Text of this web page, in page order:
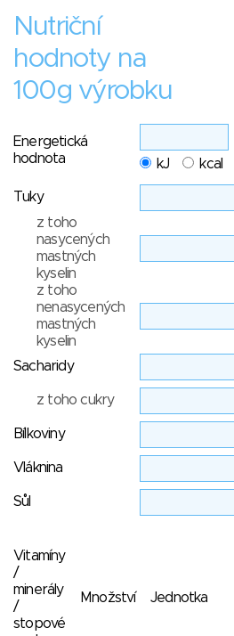
Nutriční
hodnoty na
100g výrobku
Energetická
hodnota
kJ kcal
Tuky
z toho
nasycených
mastných
kyselin
z toho
nenasycených
mastných
kyselin
Sacharidy
z toho cukry
Bílkoviny
Vláknina
Sůl
Vitamíny
/
minerály
/
stopové
Množství Jednotka